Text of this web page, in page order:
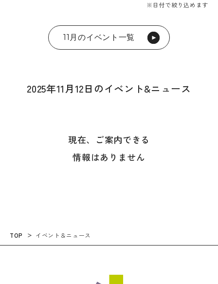
※日付で絞り込めます
11月のイベント一覧
2025年11月12日のイベント&ニュース
現在、ご案内できる
情報はありません
TOP イベント＆ニュース